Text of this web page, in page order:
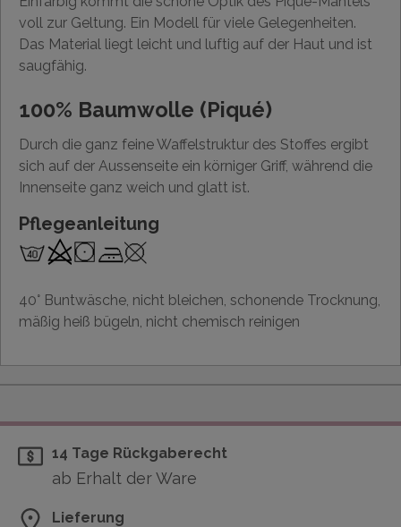
voll zur Geltung. Ein Modell für viele Gelegenheiten.
Das Material liegt leicht und luftig auf der Haut und ist
saugfähig.
100% Baumwolle (Piqué)
Durch die ganz feine Waffelstruktur des Stoffes ergibt
sich auf der Aussenseite ein körniger Griff, während die
Innenseite ganz weich und glatt ist.
Pflegeanleitung
40° Buntwäsche, nicht bleichen, schonende Trocknung,
mäßig heiß bügeln, nicht chemisch reinigen
14 Tage Rückgaberecht
ab Erhalt der Ware
Lieferung